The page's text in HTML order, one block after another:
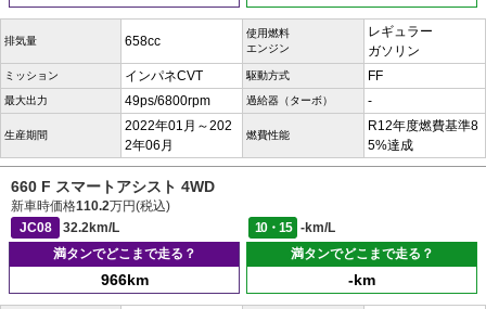
排気量 658cc
使用燃料
エンジン
レギュラー
ガソリン
ミッション インパネCVT 駆動方式 FF
最大出力 49ps/6800rpm 過給器（ターボ） -
生産期間
2022年01月～202
2年06月
燃費性能
R12年度燃費基準8
5%達成
660 F スマートアシスト 4WD
新車時価格110.2万円(税込)
JC08
32.2km/L 10・15
-km/L
満タンでどこまで走る？
966km
満タンでどこまで走る？
-km